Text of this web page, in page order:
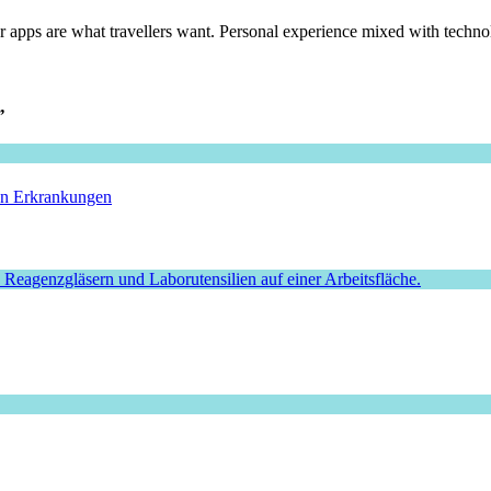
are what travellers want. Personal experience mixed with
Erkrankungen